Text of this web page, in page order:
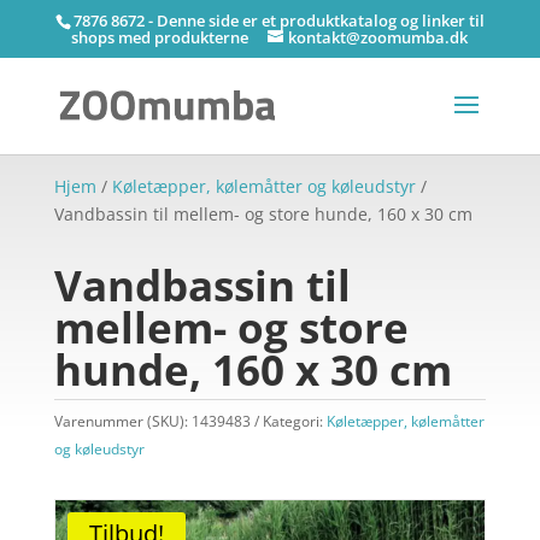
7876 8672 - Denne side er et produktkatalog og linker til
shops med produkterne kontakt@zoomumba.dk
Hjem / Køletæpper, kølemåtter og køleudstyr/
Vandbassin til mellem- og store hunde, 160 x 30 cm
Vandbassin til
mellem- og store
hunde, 160 x 30 cm
Varenummer (SKU): 1439483 Kategori: Køletæpper, kølemåtter
og køleudstyr
Tilbud!